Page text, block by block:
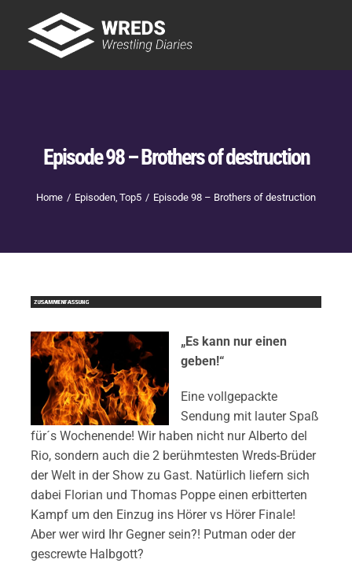
content
Episode 98 – Brothers of destruction
Home Episoden Top5 Episode 98 – Brothers of destruction
„Es kann nur einen
geben!“
Eine vollgepackte
Sendung mit lauter Spaß
für´s Wochenende! Wir haben nicht nur Alberto del
Rio, sondern auch die 2 berühmtesten Wreds-Brüder
der Welt in der Show zu Gast. Natürlich liefern sich
dabei Florian und Thomas Poppe einen erbitterten
Kampf um den Einzug ins Hörer vs Hörer Finale!
Aber wer wird Ihr Gegner sein?! Putman oder der
gescrewte Halbgott?